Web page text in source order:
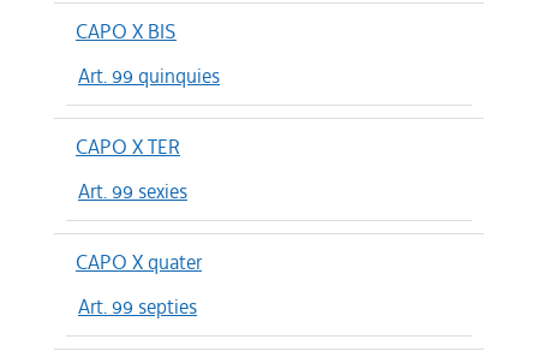
CAPO X BIS
Art. 99 quinquies
CAPO X TER
Art. 99 sexies
CAPO X quater
Art. 99 septies